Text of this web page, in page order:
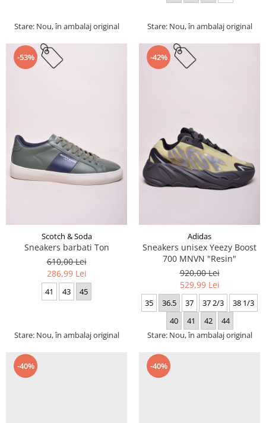
Stare: Nou, în ambalaj original Stare: Nou, în ambalaj original
-53%
Scotch & Soda
Sneakers barbati Ton
610,00 Lei
286,99 Lei
41 43 45
Stare: Nou, în ambalaj original
-42%
Adidas
Sneakers unisex Yeezy Boost
700 MNVN "Resin"
920,00 Lei
529,99 Lei
35 36.5 37 37 2/3
38 1/3
40
41 42
44
Stare: Nou, în ambalaj original
-40% -40%